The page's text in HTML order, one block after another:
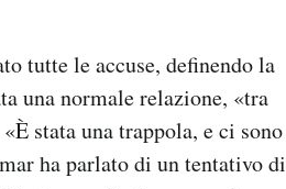
tutte le accuse, definendo la
una normale relazione, «tra
stata una trappola, e ci sono
ha parlato di un tentativo di